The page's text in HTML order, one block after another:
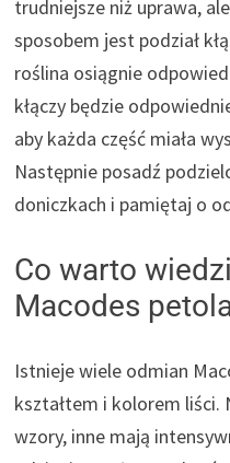
trudniejsze niż uprawa,
sposobem jest podział
roślina osiągnie
kłączy będzie
aby każda część miała
Następnie posadź
doniczkach i pamiętaj o
Co warto
Macodes
Istnieje wiele odmian
kształtem i kolorem liści.
wzory, inne mają